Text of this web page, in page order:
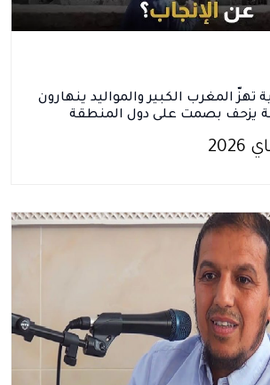
تهزّ المغرب الكبير والمواليد ينهارون
يزحف بصمت على دول المنطقة